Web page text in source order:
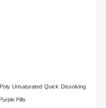
Unsaturated Quick Dissolving
Pills